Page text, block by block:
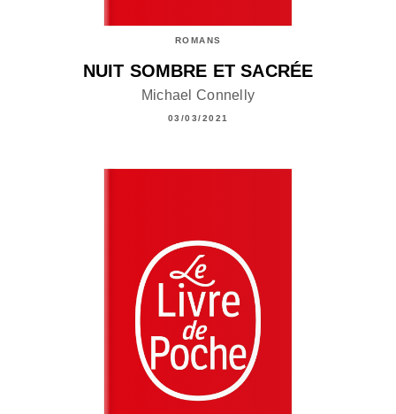
ROMANS
NUIT SOMBRE ET SACRÉE
Michael Connelly
03/03/2021